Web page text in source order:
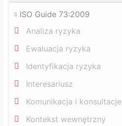
ISO Guide 73:2009
Analiza ryzyka
Ewaluacja ryzyka
Identyfikacja ryzyka
Interesariusz
Komunikacja i konsultacje
Kontekst wewnętrzny